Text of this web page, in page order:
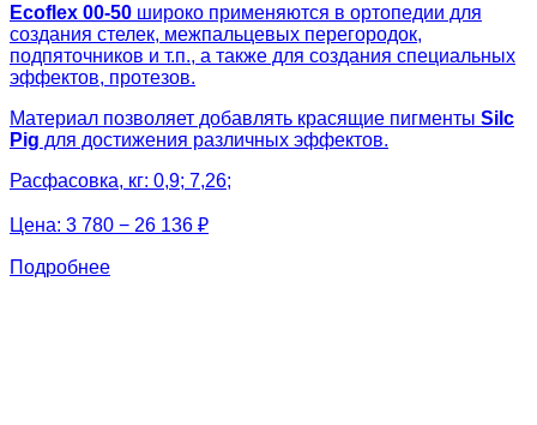
Ecoflex 00-50 широко применяются в ортопедии для
создания стелек, межпальцевых перегородок,
подпяточников и т.п., а также для создания специальных
эффектов, протезов.
Материал позволяет добавлять красящие пигменты Silc
Pig для достижения различных эффектов.
Расфасовка, кг: 0,9; 7,26;
Цена: 3 780 − 26 136 ₽
Подробнее